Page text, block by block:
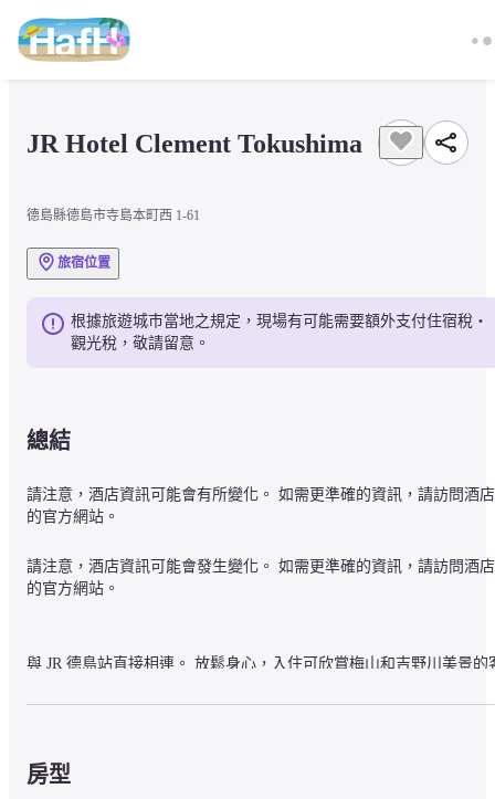
JR Hotel Clement Tokushima
德島縣德島市寺島本町西 1-61
旅宿位置
根據旅遊城市當地之規定，現場有可能需要額外支付住宿稅・
觀光稅，敬請留意。
總結
請注意，酒店資訊可能會有所變化。 如需更準確的資訊，請訪問酒店
的官方網站。
請注意，酒店資訊可能會發生變化。 如需更準確的資訊，請訪問酒店
的官方網站。
與 JR 德島站直接相連。 放鬆身心，入住可欣賞梅山和吉野川美景的
JR Hotel Clement Tokushima 位於 Clement Plaza，與 JR 德島站直接相
房型